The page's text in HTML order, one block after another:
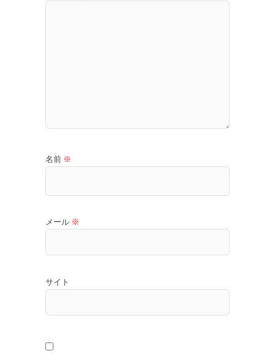
名前 ※
メール ※
サイト